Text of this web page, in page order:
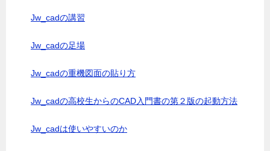
Jw_cadの講習
Jw_cadの足場
Jw_cadの重機図面の貼り方
Jw_cadの高校生からのCAD入門書の第２版の起動方法
Jw_cadは使いやすいのか